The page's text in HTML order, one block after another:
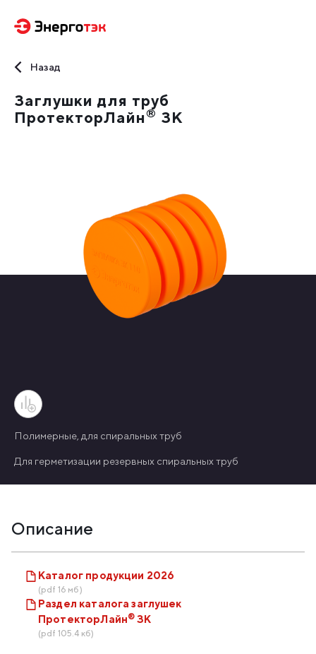
Назад
Заглушки для труб
ПротекторЛайн® ЗК
Полимерные, для спиральных труб
Для герметизации резервных спиральных труб
Описание
Каталог продукции 2026
(pdf 16 мб)
Раздел каталога заглушек
ПротекторЛайн® ЗК
(pdf 105.4 кб)